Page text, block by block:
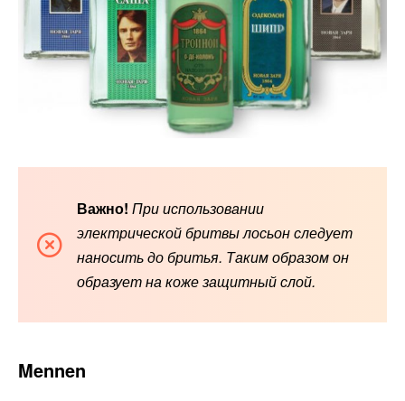
Важно! При использовании
электрической бритвы лосьон следует
наносить до бритья. Таким образом он
образует на коже защитный слой.
Mennen